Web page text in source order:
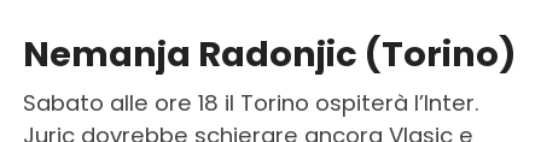
Nemanja Radonjic (Torino)
Sabato alle ore 18 il Torino ospiterà l’Inter.
Juric dovrebbe schierare ancora Vlasic e